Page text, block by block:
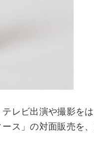
レビ出演や撮影をは
ス」の対面販売を